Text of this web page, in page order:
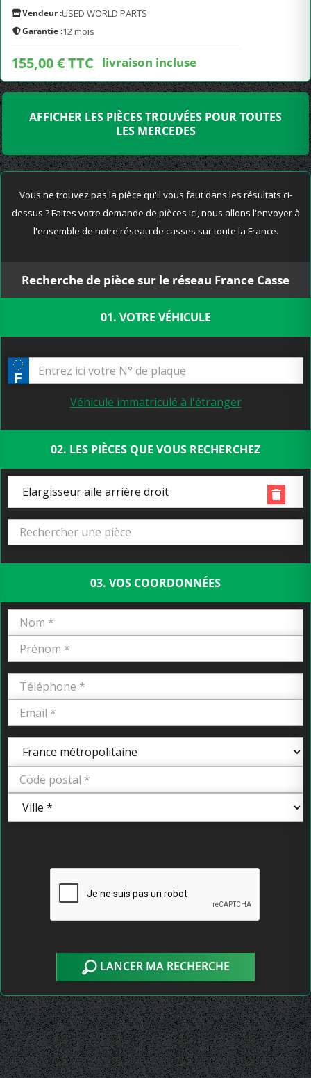
Vendeur :USED WORLD PARTS
Garantie :12 mois
155,00 € TTC livraison incluse
AFFICHER LES PIÈCES TROUVÉES POUR TOUTES
LES MERCEDES
Vous ne trouvez pas la pièce qu'il vous faut dans les résultats ci-
dessus ? Faites votre demande de pièces ici, nous allons l'envoyer à
l'ensemble de notre réseau de casses sur toute la France.
Recherche de pièce sur le réseau France Casse
01. VOTRE VÉHICULE
Véhicule immatriculé à l'étranger
02. LES PIÈCES QUE VOUS RECHERCHEZ
Elargisseur aile arrière droit
03. VOS COORDONNÉES
LANCER MA RECHERCHE